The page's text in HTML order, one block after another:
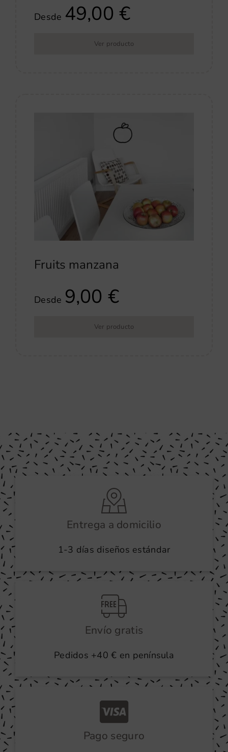
Desde 49,00€
Ver producto
Fruits manzana
Desde 9,00 €
Ver producto
Entrega a domicilio
1-3 días diseños estándar
Envío gratis
Pedidos +40 € en península
Pago seguro